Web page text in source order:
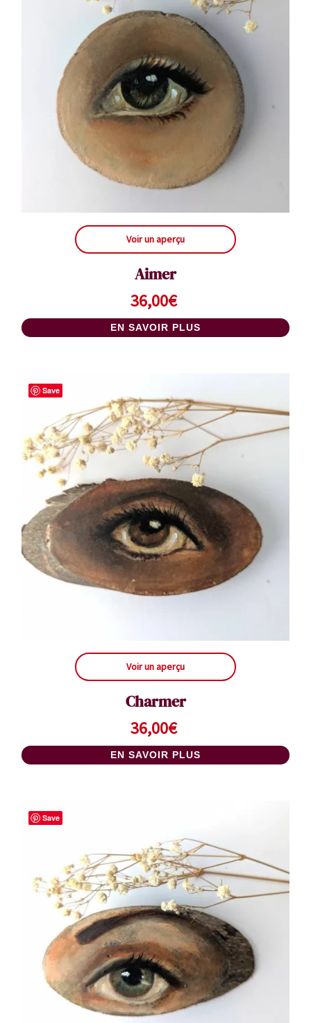
dernières
pièces
Voir un aperçu
Aimer
36,00€
EN SAVOIR PLUS
Save
Voir un aperçu
Charmer
36,00€
EN SAVOIR PLUS
Save